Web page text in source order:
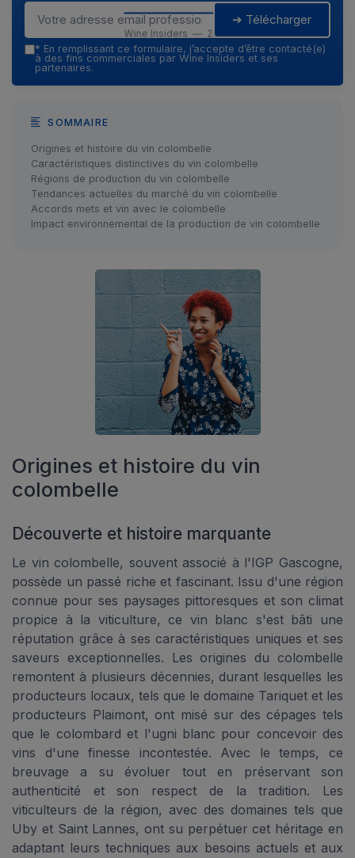
Wine Insiders — 2026
➔ Télécharger
* En remplissant ce formulaire, j’accepte d’être contacté(e)
à des fins commerciales par Wine Insiders et ses
partenaires.
SOMMAIRE
Origines et histoire du vin colombelle
Caractéristiques distinctives du vin colombelle
Régions de production du vin colombelle
Tendances actuelles du marché du vin colombelle
Accords mets et vin avec le colombelle
Impact environnemental de la production de vin colombelle
Origines et histoire du vin
colombelle
Découverte et histoire marquante
Le vin colombelle, souvent associé à l'IGP Gascogne,
possède un passé riche et fascinant. Issu d'une région
connue pour ses paysages pittoresques et son climat
propice à la viticulture, ce vin blanc s'est bâti une
réputation grâce à ses caractéristiques uniques et ses
saveurs exceptionnelles. Les origines du colombelle
remontent à plusieurs décennies, durant lesquelles les
producteurs locaux, tels que le domaine Tariquet et les
producteurs Plaimont, ont misé sur des cépages tels
que le colombard et l'ugni blanc pour concevoir des
vins d'une finesse incontestée. Avec le temps, ce
breuvage a su évoluer tout en préservant son
authenticité et son respect de la tradition. Les
viticulteurs de la région, avec des domaines tels que
Uby et Saint Lannes, ont su perpétuer cet héritage en
adaptant leurs techniques aux besoins actuels et aux